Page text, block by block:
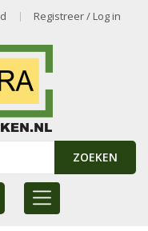
Registreer / Log in
ZOEKEN